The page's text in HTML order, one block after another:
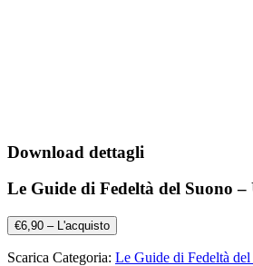
Download dettagli
Le Guide di Fedeltà del Suono –
€6,90 – L'acquisto
Scarica Categoria: Le Guide di Fedeltà